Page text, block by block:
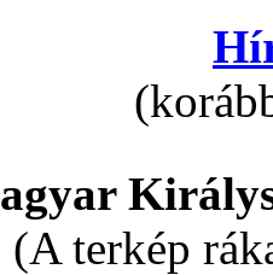
(A terkép